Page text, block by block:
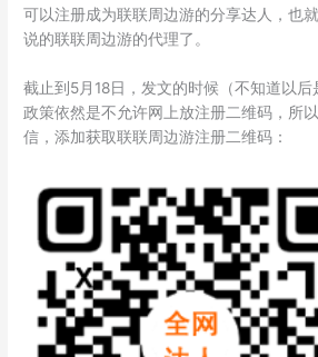
可以注册成为联联周边游的分享达人，也
说的联联周边游的代理了。
截止到5月18日，发文的时候（不知道以
政策依然是不允许网上放注册二维码，所
信，添加获取联联周边游注册二维码：